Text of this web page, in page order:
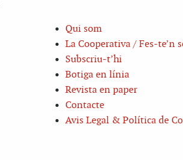
Qui som
La Cooperativa / Fes-te’n
Subscriu-t’hi
Botiga en línia
Revista en paper
Contacte
Avis Legal & Política de